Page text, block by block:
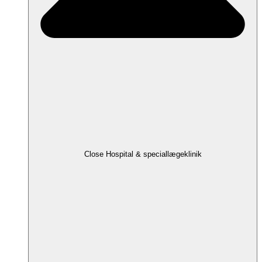
Close Hospital & speciallægeklinik